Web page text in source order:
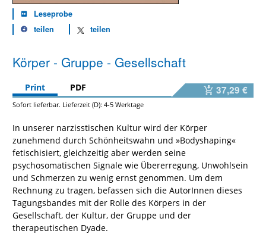
Leseprobe
teilen
teilen
Körper - Gruppe - Gesellschaft
Print PDF 37,29 €
Sofort lieferbar. Lieferzeit (D): 4-5 Werktage
In unserer narzisstischen Kultur wird der Körper
zunehmend durch Schönheitswahn und »Bodyshaping«
fetischisiert, gleichzeitig aber werden seine
psychosomatischen Signale wie Übererregung, Unwohlsein
und Schmerzen zu wenig ernst genommen. Um dem
Rechnung zu tragen, befassen sich die AutorInnen dieses
Tagungsbandes mit der Rolle des Körpers in der
Gesellschaft, der Kultur, der Gruppe und der
therapeutischen Dyade.